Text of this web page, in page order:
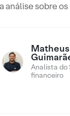
análise sobre
Matheus
Analista do
financeiro